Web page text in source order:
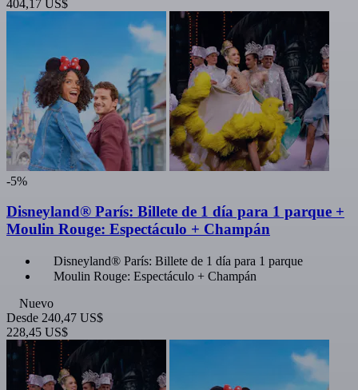
404,17 US$
-5%
Disneyland® París: Billete de 1 día para 1 parque +
Moulin Rouge: Espectáculo + Champán
Disneyland® París: Billete de 1 día para 1 parque
Moulin Rouge: Espectáculo + Champán
Nuevo
Desde 240,47 US$
228,45 US$